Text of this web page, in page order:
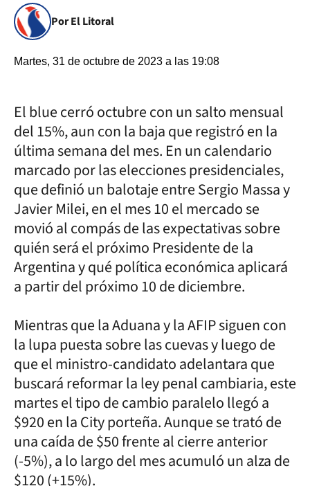
Por El Litoral
Martes, 31 de octubre de 2023 a las 19:08
El blue cerró octubre con un salto mensual
del 15%, aun con la baja que registró en la
última semana del mes. En un calendario
marcado por las elecciones presidenciales,
que definió un balotaje entre Sergio Massa y
Javier Milei, en el mes 10 el mercado se
movió al compás de las expectativas sobre
quién será el próximo Presidente de la
Argentina y qué política económica aplicará
a partir del próximo 10 de diciembre.
Mientras que la Aduana y la AFIP siguen con
la lupa puesta sobre las cuevas y luego de
que el ministro-candidato adelantara que
buscará reformar la ley penal cambiaria, este
martes el tipo de cambio paralelo llegó a
$920 en la City porteña. Aunque se trató de
una caída de $50 frente al cierre anterior
(-5%), a lo largo del mes acumuló un alza de
$120 (+15%).